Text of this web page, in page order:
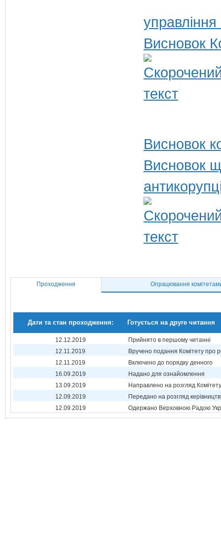
Висновок
Висновок
Висновок
Проходження Опрацювання
Дати та стан проходження: Готується на друге читання
12.12.2019
Прийнято в першому читанні
12.11.2019
Вручено подання Комітету про
12.11.2019
Включено до порядку денного
16.09.2019
Надано для ознайомлення
13.09.2019
Направлено на розгляд Комітету
12.09.2019
Передано на розгляд
12.09.2019
Одержано Верховною Радою